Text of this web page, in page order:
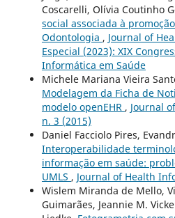
Coscarelli, Olívia Coutinho
social associada à
Odontologia , Journal of
Especial (2023): XIX
Informática em Saúde
Michele Mariana Vieira
Modelagem da Ficha de
modelo openEHR , Journal
n. 3 (2015)
Daniel Facciolo Pires,
Interoperabilidade
informação em saúde:
UMLS , Journal of Health
Wislem Miranda de Mello,
Guimarães, Jeannie M.